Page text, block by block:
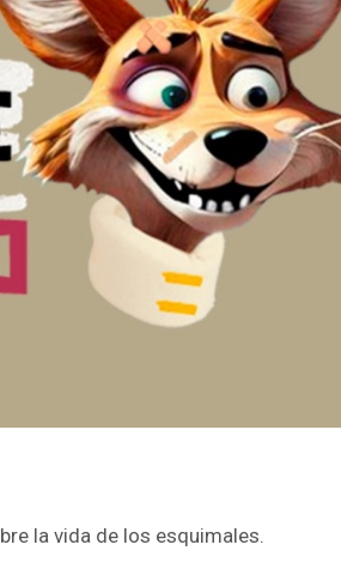
la vida de los esquimales.